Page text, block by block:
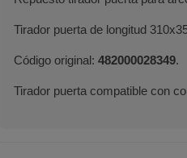
Tirador puerta de longitud
Código original: 482000028349.
Tirador puerta compatible con